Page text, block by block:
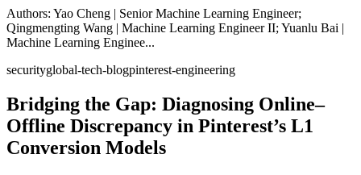
Authors: Yao Cheng | Senior Machine Learning Engineer;
Qingmengting Wang | Machine Learning Engineer II; Yuanlu Bai |
Machine Learning Enginee...
securityglobal-tech-blogpinterest-engineering
Bridging the Gap: Diagnosing Online–
Offline Discrepancy in Pinterest’s L1
Conversion Models